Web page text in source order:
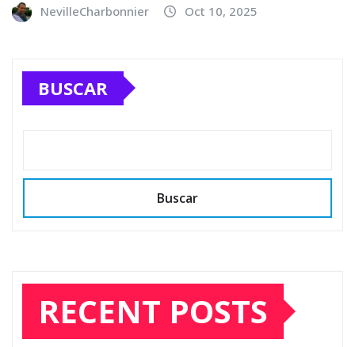
NevilleCharbonnier Oct 10, 2025
BUSCAR
Buscar
RECENT POSTS